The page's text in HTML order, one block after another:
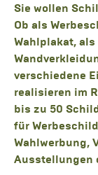
Sie wollen
Ob als
Wahlplakat,
verschiedene
realisieren im
bis zu 50
für
Wahlwerbung,
Ausstellungen